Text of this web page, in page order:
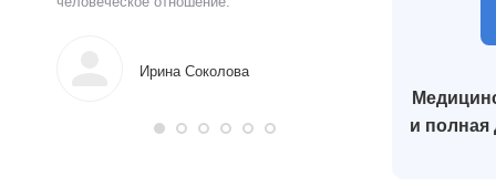
Ирина Соколова
и полная